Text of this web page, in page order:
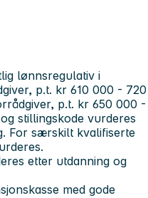
lønnsregulativ i
p.t. kr 610 000 - 720
p.t. kr 650 000 -
stillingskode vurderes
For særskilt kvalifiserte
etter utdanning og
med gode